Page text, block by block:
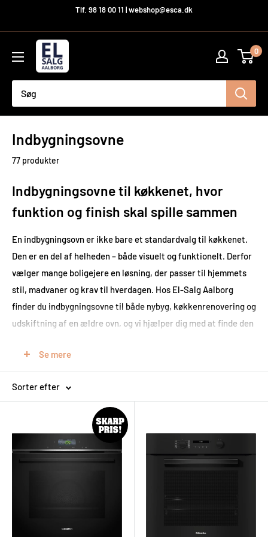
Tlf. 98 18 00 11 | webshop@esca.dk
El-
Salg
Aalborg
A/S
0
Indbygningsovne
77 produkter
Indbygningsovne til køkkenet, hvor
funktion og finish skal spille sammen
En indbygningsovn er ikke bare et standardvalg til køkkenet.
Den er en del af helheden – både visuelt og funktionelt. Derfor
vælger mange boligejere en løsning, der passer til hjemmets
stil, madvaner og krav til hverdagen. Hos El-Salg Aalborg
finder du indbygningsovne til både nybyg, køkkenrenovering og
udskiftning af en ældre ovn, og vi hjælper dig med at finde den
mere eksklusivt design i sort glas eller rustfrit stål. Uanset om
du leder efter en klassiskovn til indbygning
avanceret model med ekstra funktioner, er det værd at vælge
med omtanke.
før køb, er du også velkommen til at besøge vores
Se mere
Sorter efter